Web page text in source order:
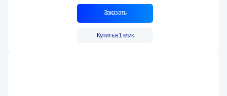
Заказать
Купить в 1 клик